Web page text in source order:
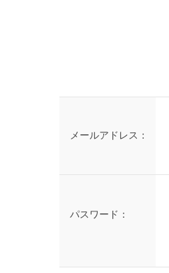
メールアドレス：
パスワード：